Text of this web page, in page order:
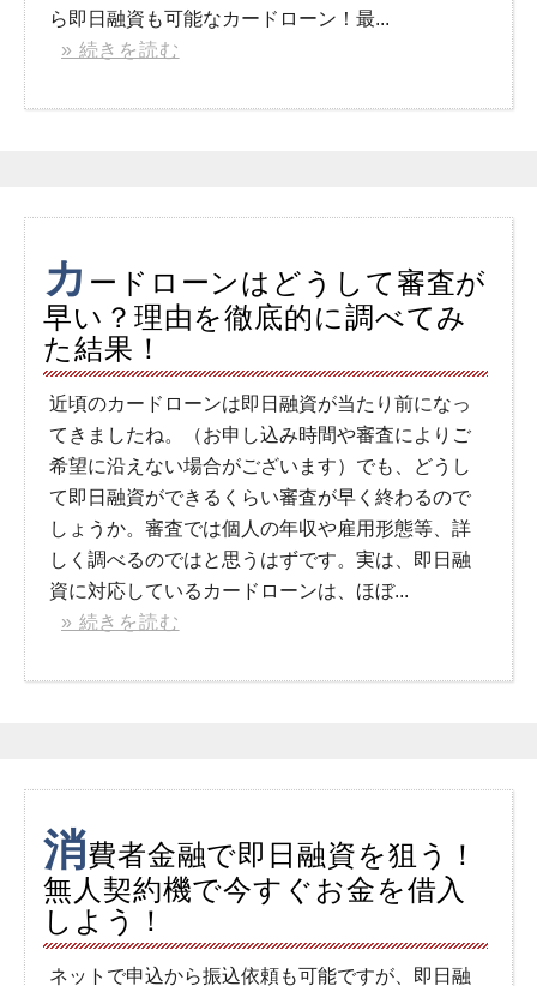
ら即日融資も可能なカードローン！最...
» 続きを読む
カ ードローンはどうして審査が
早い？理由を徹底的に調べてみ
た結果！
近頃のカードローンは即日融資が当たり前になっ
てきましたね。（お申し込み時間や審査によりご
希望に沿えない場合がございます）でも、どうし
て即日融資ができるくらい審査が早く終わるので
しょうか。審査では個人の年収や雇用形態等、詳
しく調べるのではと思うはずです。実は、即日融
資に対応しているカードローンは、ほぼ...
» 続きを読む
消費者金融で即日融資を狙う！
無人契約機で今すぐお金を借入
しよう！
ネットで申込から振込依頼も可能ですが、即日融